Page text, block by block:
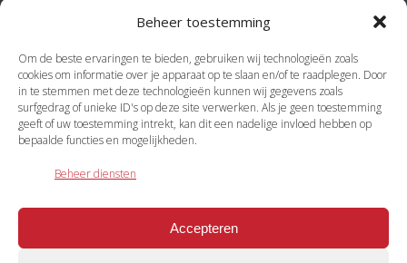
Beheer toestemming
Om de beste ervaringen te bieden, gebruiken wij technologieën zoals
cookies om informatie over je apparaat op te slaan en/of te raadplegen. Door
in te stemmen met deze technologieën kunnen wij gegevens zoals
surfgedrag of unieke ID's op deze site verwerken. Als je geen toestemming
geeft of uw toestemming intrekt, kan dit een nadelige invloed hebben op
bepaalde functies en mogelijkheden.
Beheer diensten
Accepteren
Meer
pLAN8 stappenplan
Algemene voorwaarden
Onze Privacy Verklaring